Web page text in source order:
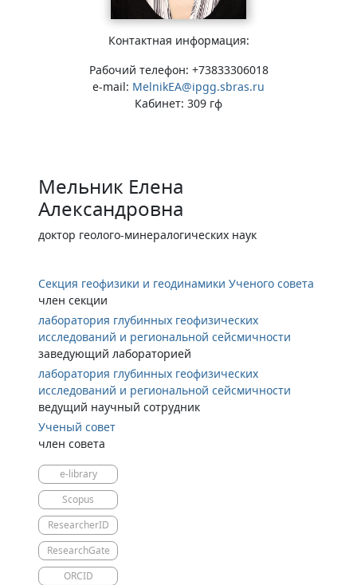
Контактная информация:
Рабочий телефон: +73833306018
e-mail: MelnikEA@ipgg.sbras.ru
Кабинет: 309 гф
Мельник Елена
Александровна
доктор геолого-минералогических наук
Секция геофизики и геодинамики Ученого совета
член секции
лаборатория глубинных геофизических
исследований и региональной сейсмичности
заведующий лабораторией
лаборатория глубинных геофизических
исследований и региональной сейсмичности
ведущий научный сотрудник
Ученый совет
член совета
e-library
Scopus
ResearcherID
ResearchGate
ORCID